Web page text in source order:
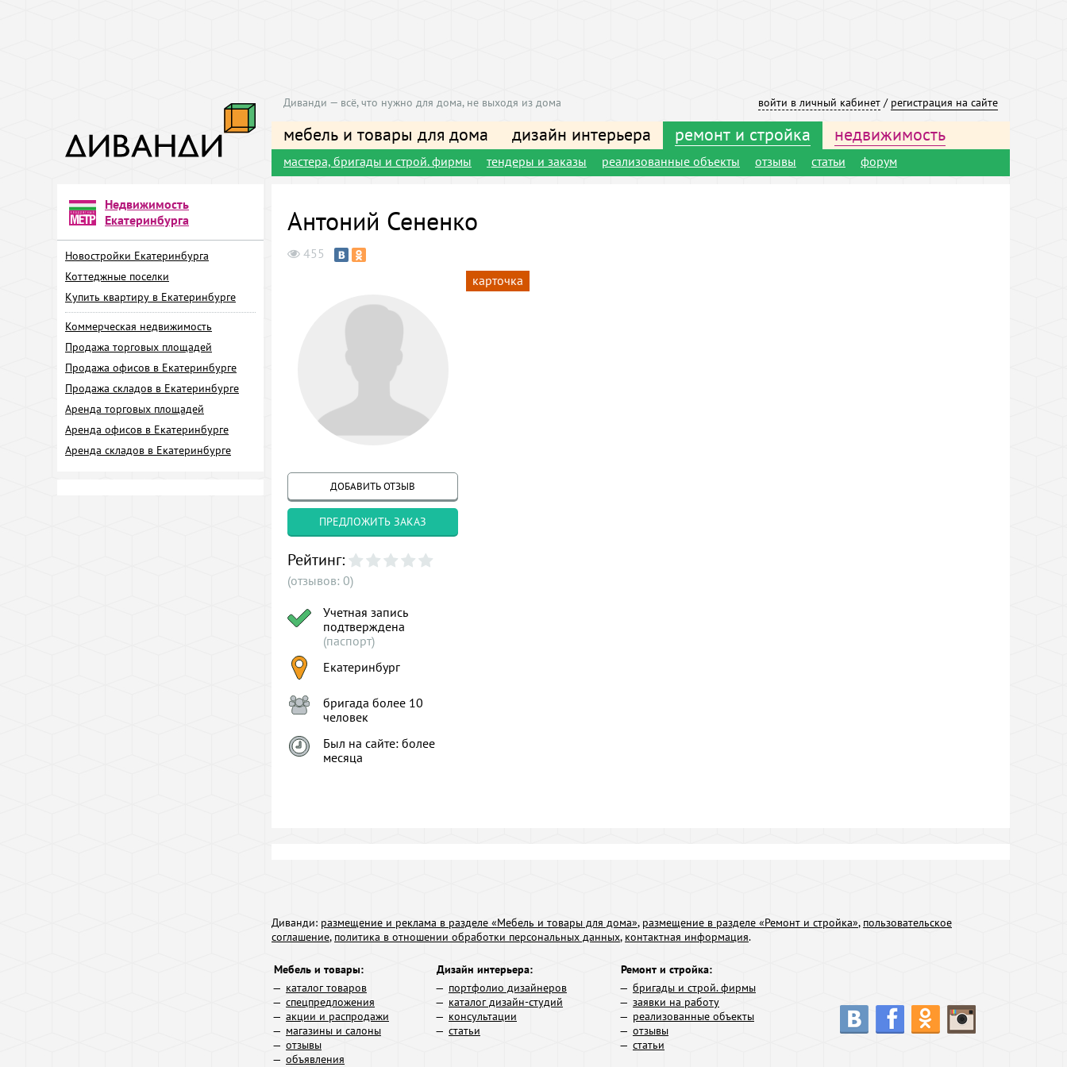
войти в личный кабинет / регистрация на сайте
Диванди — всё, что нужно для дома, не выходя из дома
мебель и товары для дома дизайн интерьера ремонт и стройка недвижимость
мастера, бригады и строй. фирмы тендеры и заказы реализованные объекты отзывы статьи форум
Недвижимость
Екатеринбурга
Новостройки Екатеринбурга
Коттеджные поселки
Купить квартиру в Екатеринбурге
Коммерческая недвижимость
Продажа торговых площадей
Продажа офисов в Екатеринбурге
Продажа складов в Екатеринбурге
Аренда торговых площадей
Аренда офисов в Екатеринбурге
Аренда складов в Екатеринбурге
Антоний Сененко
455
ДОБАВИТЬ ОТЗЫВ
ПРЕДЛОЖИТЬ ЗАКАЗ
Рейтинг:
(отзывов: 0)
Учетная запись
подтверждена
(паспорт)
Екатеринбург
бригада более 10
человек
Был на сайте: более
месяца
карточка
Диванди: размещение и реклама в разделе «Мебель и товары для дома», размещение в разделе «Ремонт и стройка», пользовательское
соглашение, политика в отношении обработки персональных данных, контактная информация.
Мебель и товары:
каталог товаров
спецпредложения
акции и распродажи
магазины и салоны
отзывы
объявления
Дизайн интерьера:
портфолио дизайнеров
каталог дизайн-студий
консультации
статьи
Ремонт и стройка:
бригады и строй. фирмы
заявки на работу
реализованные объекты
отзывы
статьи